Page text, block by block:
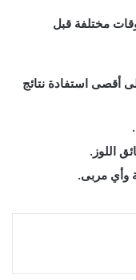
مختلفة قبل
أقصى استفادة نتائج
اللوز.
وأي مربى.